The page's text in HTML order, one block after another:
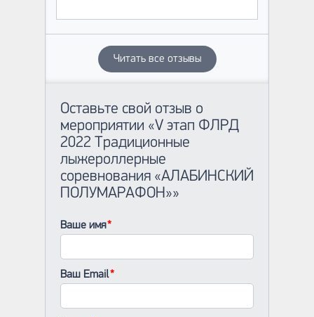
Читать все отзывы
Оставьте свой отзыв о
мероприятии «V этап ФЛРД
2022 Традиционные
лыжероллерные
соревнования «АЛАБИНСКИЙ
ПОЛУМАРАФОН»»
Ваше имя
Ваш Email